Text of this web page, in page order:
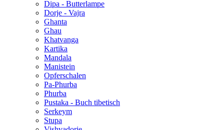
Dipa - Butterlampe
Dorje - Vajra
Ghanta
Ghau
Khatvanga
Kartika
Mandala
Manistein
Opferschalen
Pa-Phurba
Phurba
Pustaka - Buch tibetisch
Serkeym
Stupa